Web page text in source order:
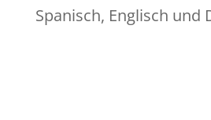
Spanisch, Englisch und